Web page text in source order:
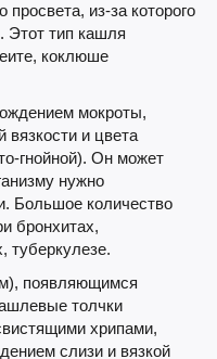
просвета, из-за которого
Этот тип кашля
коклюше
мокроты,
вязкости и цвета
гнойной). Он может
нужно
Большое количество
бронхитах,
туберкулезе.
появляющимся
толчки
хрипами,
слизи и вязкой